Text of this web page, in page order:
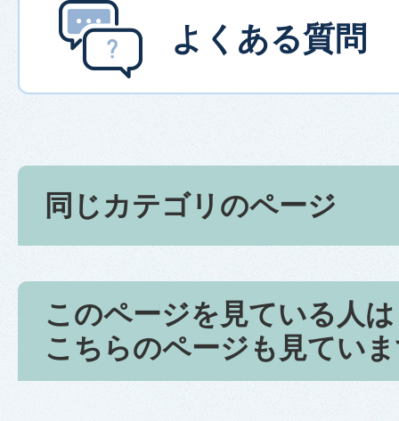
よくある質問
同じカテゴリのページ
このページを見ている人は
こちらのページも見てい